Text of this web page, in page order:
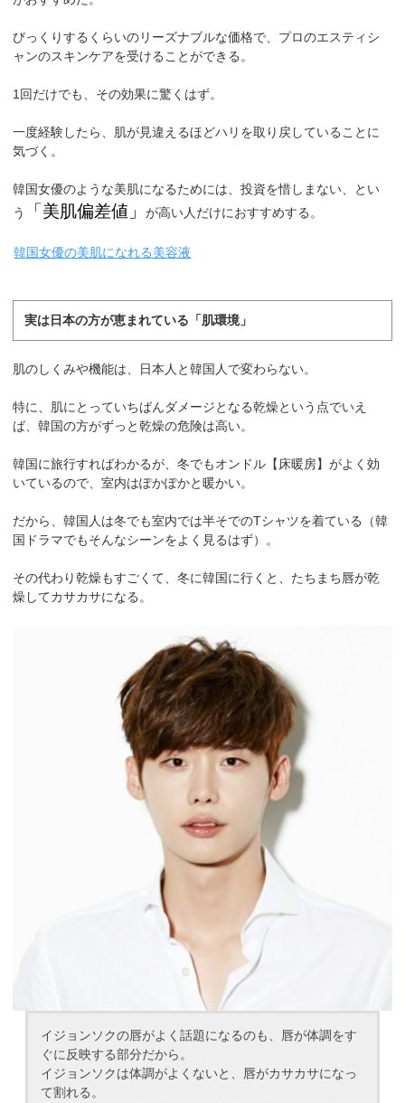
びっくりするくらいのリーズナブルな価格で、プロのエスティシ
ャンのスキンケアを受けることができる。
1回だけでも、その効果に驚くはず。
一度経験したら、肌が見違えるほどハリを取り戻していることに
気づく。
韓国女優のような美肌になるためには、投資を惜しまない、とい
う
「美肌偏差値」が高い人だけにおすすめする。
韓国女優の美肌になれる美容液
実は日本の方が恵まれている「肌環境」
肌のしくみや機能は、日本人と韓国人で変わらない。
特に、肌にとっていちばんダメージとなる乾燥という点でいえ
ば、韓国の方がずっと乾燥の危険は高い。
韓国に旅行すればわかるが、冬でもオンドル【床暖房】がよく効
いているので、室内はぽかぽかと暖かい。
だから、韓国人は冬でも室内では半そでのTシャツを着ている（韓
国ドラマでもそんなシーンをよく見るはず）。
その代わり乾燥もすごくて、冬に韓国に行くと、たちまち唇が乾
燥してカサカサになる。
イジョンソクの唇がよく話題になるのも、唇が体調をす
ぐに反映する部分だから。
イジョンソクは体調がよくないと、唇がカサカサになっ
て割れる。